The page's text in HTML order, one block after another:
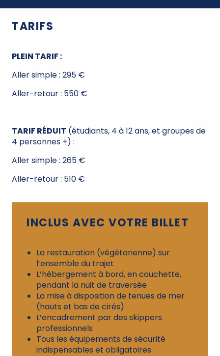
TARIFS
PLEIN TARIF :
Aller simple : 295 €
Aller-retour : 550 €
TARIF RÉDUIT (étudiants, 4 à 12 ans, et groupes de
4 personnes +) :
Aller simple : 265 €
Aller-retour : 510 €
INCLUS AVEC VOTRE BILLET
La restauration (végétarienne) sur
l’ensemble du trajet
L’hébergement à bord, en couchette,
pendant la nuit de traversée
La mise à disposition de tenues de mer
(hauts et bas de cirés)
L’encadrement par des skippers
professionnels
Tous les équipements de sécurité
indispensables et obligatoires